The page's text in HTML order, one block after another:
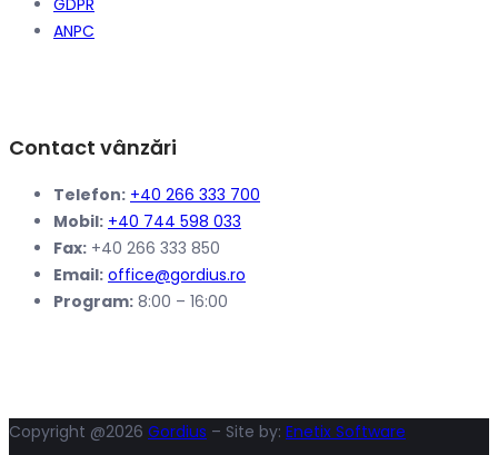
ANPC
Contact vânzări
Telefon: +40 266 333 700
Mobil: +40 744 598 033
Fax: +40 266 333 850
Email: office@gordius.ro
Program: 8:00 – 16:00
Copyright @2026 Gordius – Site by: Enetix Software